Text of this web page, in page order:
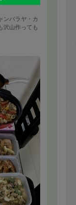
ンバラヤ・カ
沢山作っても